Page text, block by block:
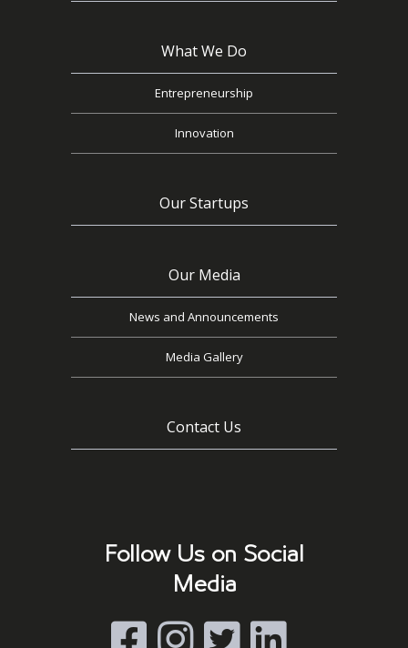
What We Do
Entrepreneurship
Innovation
Our Startups
Our Media
News and Announcements
Media Gallery
Contact Us
Follow Us on Social
Media